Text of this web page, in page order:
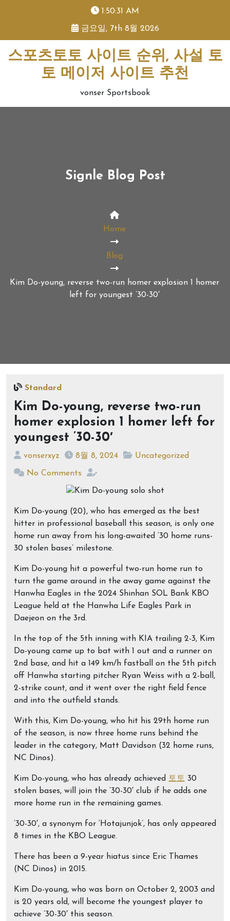
1:50:31 AM
금요일, 7th 8월 2026
스포츠토토 사이트 순위, 사설 토
토 메이저 사이트 추천
vonser Sportsbook
Signle Blog Post
Home
Blog
Kim Do-young, reverse two-run homer explosion 1 homer
left for youngest ’30-30′
Standard
Kim Do-young, reverse two-run
homer explosion 1 homer left for
youngest ’30-30′
vonserxyz 8월 8, 2024 Uncategorized
No Comments
Kim Do-young (20), who has emerged as the best
hitter in professional baseball this season, is only one
home run away from his long-awaited ’30 home runs-
30 stolen bases’ milestone.
Kim Do-young hit a powerful two-run home run to
turn the game around in the away game against the
Hanwha Eagles in the 2024 Shinhan SOL Bank KBO
League held at the Hanwha Life Eagles Park in
Daejeon on the 3rd.
In the top of the 5th inning with KIA trailing 2-3, Kim
Do-young came up to bat with 1 out and a runner on
2nd base, and hit a 149 km/h fastball on the 5th pitch
off Hanwha starting pitcher Ryan Weiss with a 2-ball,
2-strike count, and it went over the right field fence
and into the outfield stands.
With this, Kim Do-young, who hit his 29th home run
of the season, is now three home runs behind the
leader in the category, Matt Davidson (32 home runs,
NC Dinos).
Kim Do-young, who has already achieved 토토 30
stolen bases, will join the ’30-30′ club if he adds one
more home run in the remaining games.
’30-30′, a synonym for ‘Hotajunjok’, has only appeared
8 times in the KBO League.
There has been a 9-year hiatus since Eric Thames
(NC Dinos) in 2015.
Kim Do-young, who was born on October 2, 2003 and
is 20 years old, will become the youngest player to
achieve ’30-30′ this season.